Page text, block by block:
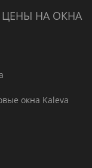
ЦЕНЫ НА ОКНА
окна Kaleva